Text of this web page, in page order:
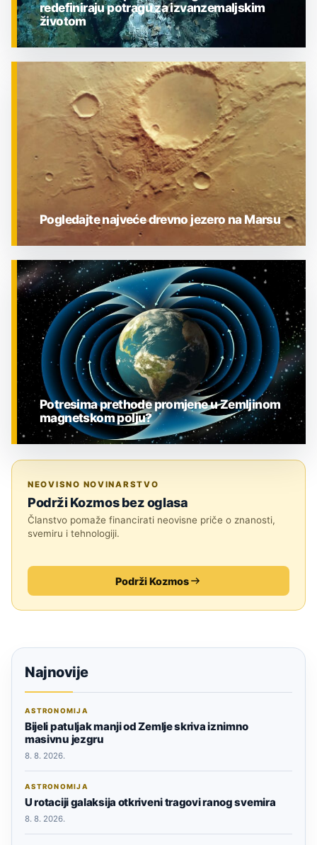
ZNANOST
redefiniraju potragu za izvanzemaljskim
životom
ZNANOST
Pogledajte najveće drevno jezero na Marsu
Potresima prethode promjene u Zemljinom
magnetskom polju?
NEOVISNO NOVINARSTVO
Podrži Kozmos bez oglasa
Članstvo pomaže financirati neovisne priče o znanosti,
svemiru i tehnologiji.
Podrži Kozmos
Najnovije
ASTRONOMIJA
Bijeli patuljak manji od Zemlje skriva iznimno
masivnu jezgru
8. 8. 2026.
ASTRONOMIJA
U rotaciji galaksija otkriveni tragovi ranog svemira
8. 8. 2026.